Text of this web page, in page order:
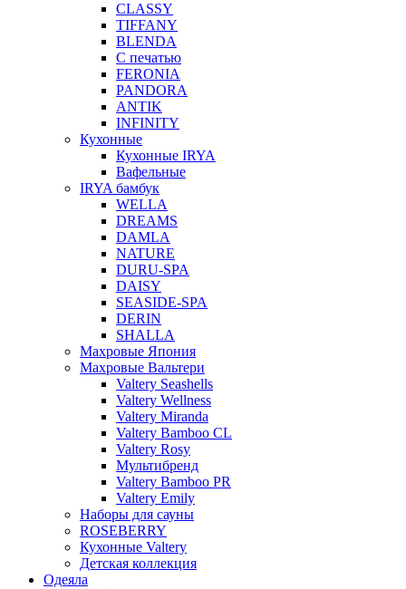
CLASSY
TIFFANY
BLENDA
С печатью
FERONIA
PANDORA
ANTIK
INFINITY
Кухонные
Кухонные IRYA
Вафельные
IRYA бамбук
WELLA
DREAMS
DAMLA
NATURE
DURU-SPA
DAISY
SEASIDE-SPA
DERIN
SHALLA
Махровые Япония
Махровые Вальтери
Valtery Seashells
Valtery Wellness
Valtery Miranda
Valtery Bamboo CL
Valtery Rosy
Мультибренд
Valtery Bamboo PR
Valtery Emily
Наборы для сауны
ROSEBERRY
Кухонные Valtery
Детская коллекция
Одеяла